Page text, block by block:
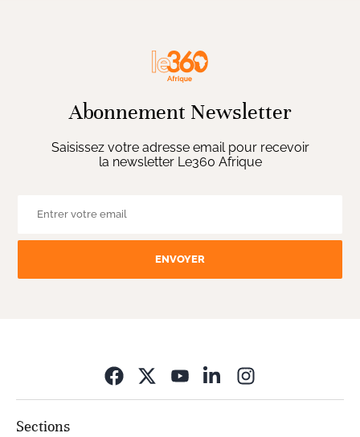
Abonnement Newsletter
Saisissez votre adresse email pour recevoir
la newsletter Le360 Afrique
ENVOYER
Sections